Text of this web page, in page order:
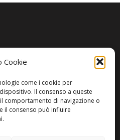
Cookie
come i cookie per
Il consenso a queste
comportamento di navigazione o
il consenso può influire